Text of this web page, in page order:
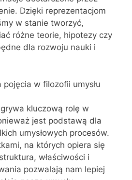
Dzięki reprezentacjom
w stanie tworzyć,
różne teorie, hipotezy czy
dla rozwoju nauki i
pojęcia w filozofii umysłu
kluczową rolę w
jest podstawą dla
umysłowych procesów.
na których opiera się
właściwości i
pozwalają nam lepiej